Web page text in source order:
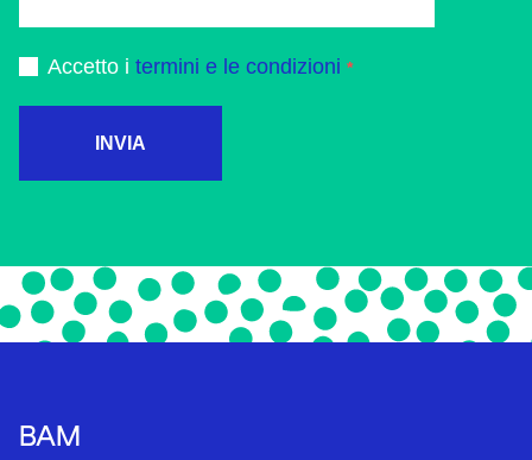
Accetto i termini e le condizioni
INVIA
BAM